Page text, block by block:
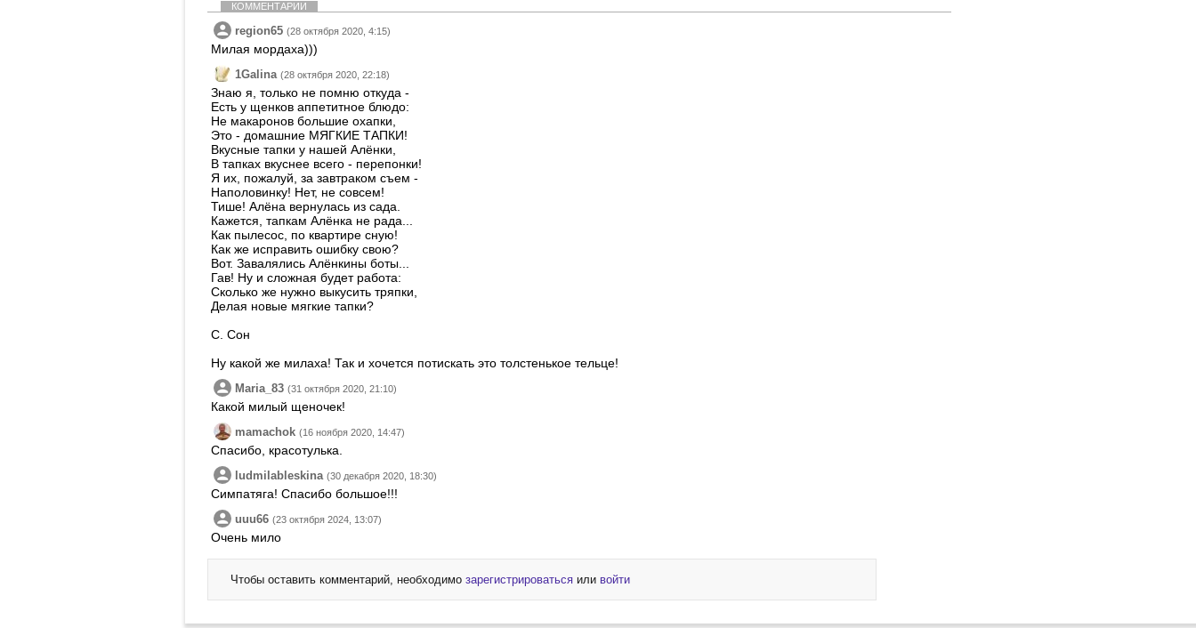
КОММЕНТАРИИ
region65 (28 октября 2020, 4:15)
Милая мордаха)))
1Galina (28 октября 2020, 22:18)
Знаю я, только не помню откуда -
Есть у щенков аппетитное блюдо:
Не макаронов большие охапки,
Это - домашние МЯГКИЕ ТАПКИ!
Вкусные тапки у нашей Алёнки,
В тапках вкуснее всего - перепонки!
Я их, пожалуй, за завтраком съем -
Наполовинку! Нет, не совсем!
Тише! Алёна вернулась из сада.
Кажется, тапкам Алёнка не рада...
Как пылесос, по квартире сную!
Как же исправить ошибку свою?
Вот. Завалялись Алёнкины боты...
Гав! Ну и сложная будет работа:
Сколько же нужно выкусить тряпки,
Делая новые мягкие тапки?
С. Сон
Ну какой же милаха! Так и хочется потискать это толстенькое тельце!
Maria_83 (31 октября 2020, 21:10)
Какой милый щеночек!
mamachok (16 ноября 2020, 14:47)
Спасибо, красотулька.
ludmilableskina (30 декабря 2020, 18:30)
Симпатяга! Спасибо большое!!!
uuu66 (23 октября 2024, 13:07)
Очень мило
Чтобы оставить комментарий, необходимо зарегистрироваться или войти